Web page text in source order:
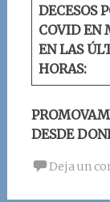
DECESOS
COVID EN
EN LAS
HORAS:
DESDE
Deja un